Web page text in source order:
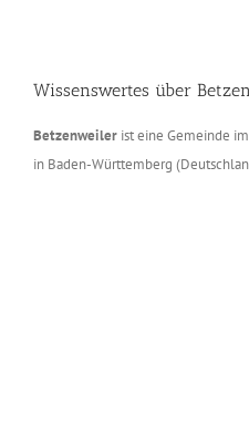
Wissenswertes über
Betzenweiler ist eine Gemeinde
in Baden-Württemberg